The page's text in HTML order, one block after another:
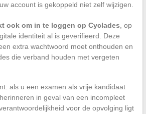
account is gekoppeld niet zelf wijzigen.
ook om in te loggen op Cyclades, op
identiteit al is geverifieerd. Deze
extra wachtwoord moet onthouden en
die verband houden met vergeten
als u een examen als vrije kandidaat
in geval van een incompleet
voor de opvolging ligt